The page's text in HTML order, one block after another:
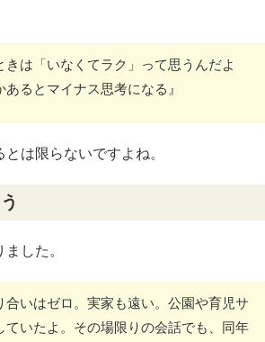
きは「いなくてラク」って思うんだよ
るとマイナス思考になる』
は限らないですよね。
した。
合いはゼロ。実家も遠い。公園や育児サ
いたよ。その場限りの会話でも、同年